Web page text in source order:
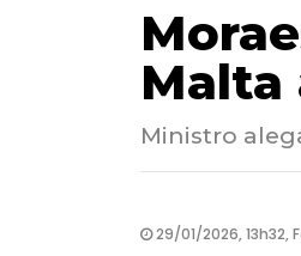
Malta
Ministro
29/01/2026, 13h32,